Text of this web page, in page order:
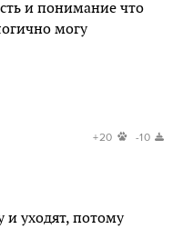
мозга. Но рецепторы
каждого
немного больше.
регулярно, потому
употребляет
одна доза уже не
которой ему
и понимание что
могу
+20 -10
и уходят, потому